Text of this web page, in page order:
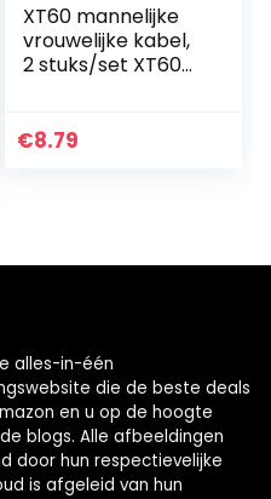
XT60 mannelijke
vrouwelijke kabel,
2 stuks/set XT60
kabel RC
€8.79
alles-in-één
die de beste deals
en u op de hoogte
blogs. Alle afbeeldingen
door hun respectievelijke
is afgeleid van hun